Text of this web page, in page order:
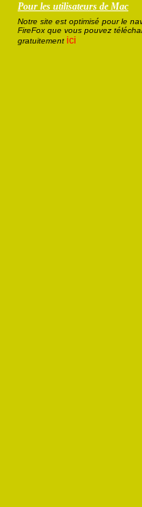
Pour les utilisateurs de Mac
Notre site est optimisé pour le
FireFox que vous pouvez
gratuitement ici